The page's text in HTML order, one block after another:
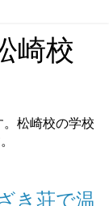
崎校
松崎校の学校
き荘で温